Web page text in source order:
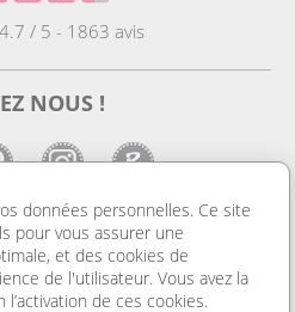
/ 5 - 1863 avis
NOUS !
DECO MARIAGE
de la décoration mariage. Vous
données personnelles. Ce site
pour vous assurer une
et des cookies de
de l'utilisateur. Vous avez la
l’activation de ces cookies.